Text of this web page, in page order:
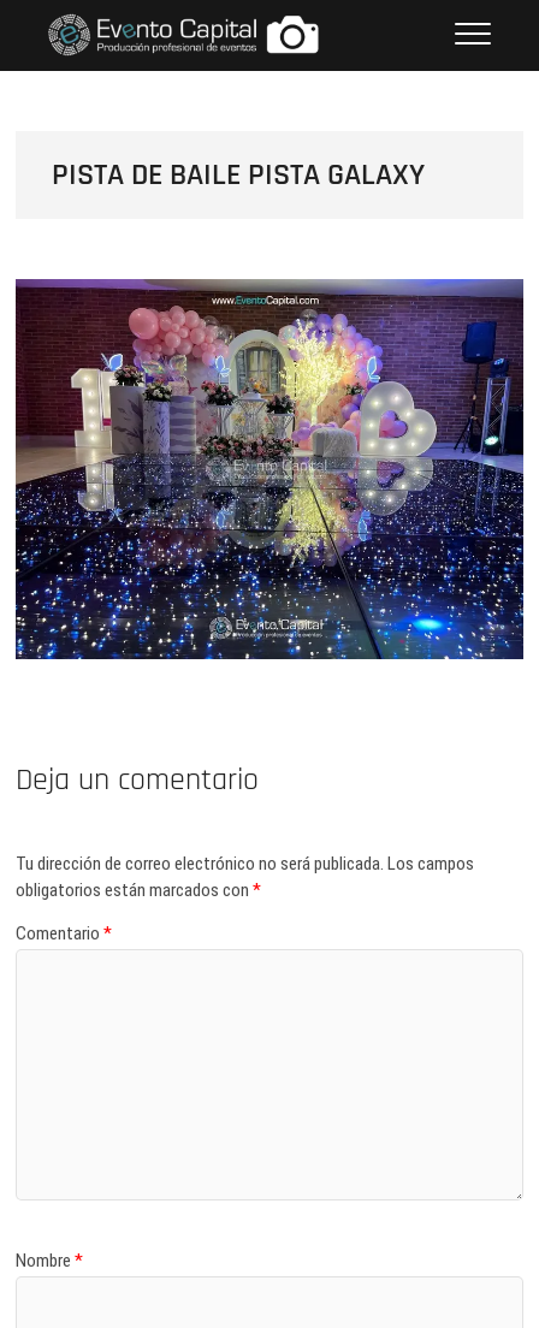
contenido
FOTOS GRUPO EMPRESARIAL
PISTA DE BAILE PISTA GALAXY
Deja un comentario
Tu dirección de correo electrónico no será publicada. Los campos
obligatorios están marcados con*
Comentario*
Nombre*